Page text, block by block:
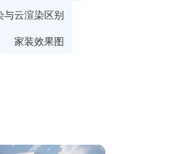
与云渲染区别
家装效果图